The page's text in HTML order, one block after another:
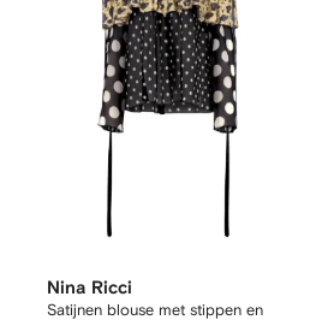
Nina Ricci
Satijnen blouse met stippen en